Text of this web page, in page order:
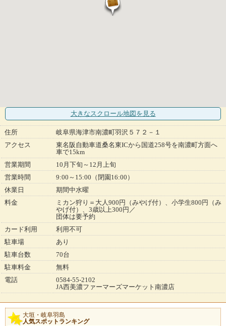
大きなスクロール地図 を見る
住所
岐阜県海津市南濃町羽沢５７２－１
アクセス
東名阪自動車道桑名東ICから国道258号を南濃町方面へ
車で15km
営業期間
10月下旬～12月上旬
営業時間
9:00～15:00（閉園16:00）
休業日
期間中水曜
料金
ミカン狩り＝大人900円（みやげ付）、小学生800円（み
やげ付）、3歳以上300円／
団体は要予約
カード利用
利用不可
駐車場
あり
駐車台数
70台
駐車料金
無料
電話
0584-55-2102
JA西美濃ファーマーズマーケット南濃店
大垣・岐阜羽島
人気スポットランキング